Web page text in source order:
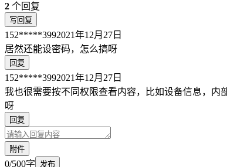
2 个回复
写回复
152*****3992021年12月27日
居然还能设密码，怎么搞呀
回复
152*****3992021年12月27日
我也很需要按不同权限查看内容，比如设备信息，
呀
回复
附件
0/500字 发布